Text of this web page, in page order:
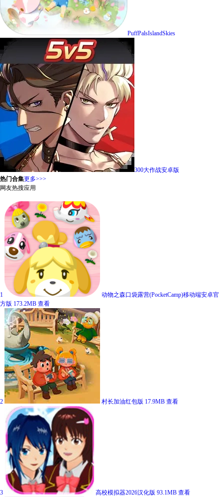
PuffPalsIslandSkies
300大作战安卓版
热门合集更多>>>
网友热搜应用
1
动物之森口袋露营(PocketCamp)移动端安卓官
方版 173.2MB 查看
2 村长加油红包版 17.9MB 查看
3 高校模拟器2026汉化版 93.1MB 查看